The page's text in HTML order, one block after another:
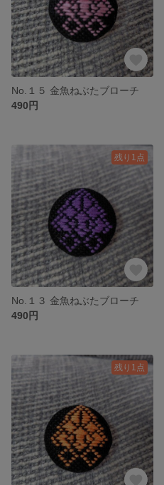
No.１５ 金魚ねぶたブローチ
490円
残り1点
No.１３ 金魚ねぶたブローチ
490円
残り1点